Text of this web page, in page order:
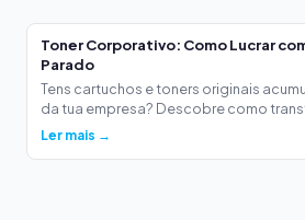
Toner Corporativo: Como Lucrar
Parado
Tens cartuchos e toners originais
da tua empresa? Descobre como
Ler mais →